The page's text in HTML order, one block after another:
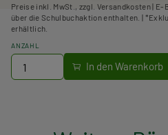
Preise inkl. MwSt., zzgl. Versandkosten |
über die Schulbuchaktion enthalten. |
erhältlich.
ANZAHL